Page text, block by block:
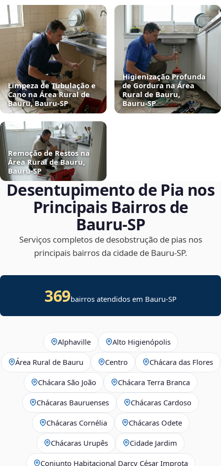
Limpeza de Tubulação e
Cano na Área Rural de
Bauru, Bauru‑SP
Higienização Profunda
de Gordura na Área
Rural de Bauru,
Bauru‑SP
Remoção de Restos na
Área Rural de Bauru,
Bauru‑SP
Desentupimento de Pia nos
Principais Bairros de
Bauru‑SP
Serviços completos de desobstrução de pias nos
principais bairros da cidade de Bauru‑SP.
369bairros atendidos em Bauru-SP
Alphaville Alto Higienópolis
Área Rural de Bauru Centro Chácara das Flores
Chácara São João Chácara Terra Branca
Chácaras Bauruenses Chácaras Cardoso
Chácaras Cornélia Chácaras Odete
Chácaras Urupês Cidade Jardim
Conjunto Habitacional Darcy César Improta